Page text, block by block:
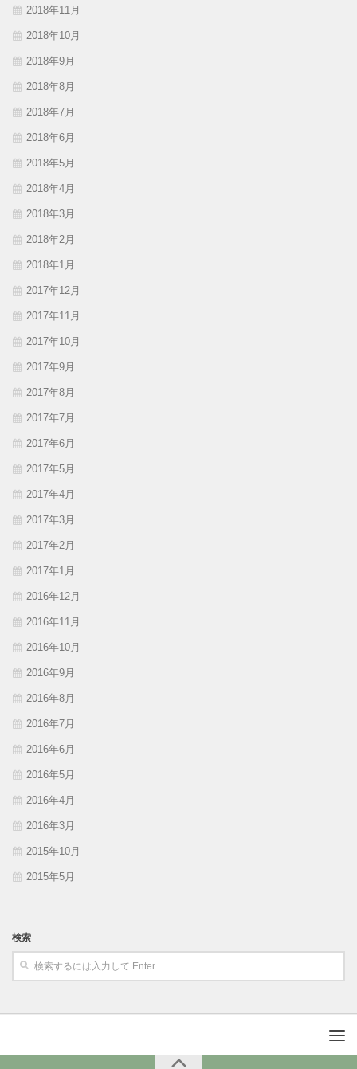
2018年11月
2018年10月
2018年9月
2018年8月
2018年7月
2018年6月
2018年5月
2018年4月
2018年3月
2018年2月
2018年1月
2017年12月
2017年11月
2017年10月
2017年9月
2017年8月
2017年7月
2017年6月
2017年5月
2017年4月
2017年3月
2017年2月
2017年1月
2016年12月
2016年11月
2016年10月
2016年9月
2016年8月
2016年7月
2016年6月
2016年5月
2016年4月
2016年3月
2015年10月
2015年5月
検索